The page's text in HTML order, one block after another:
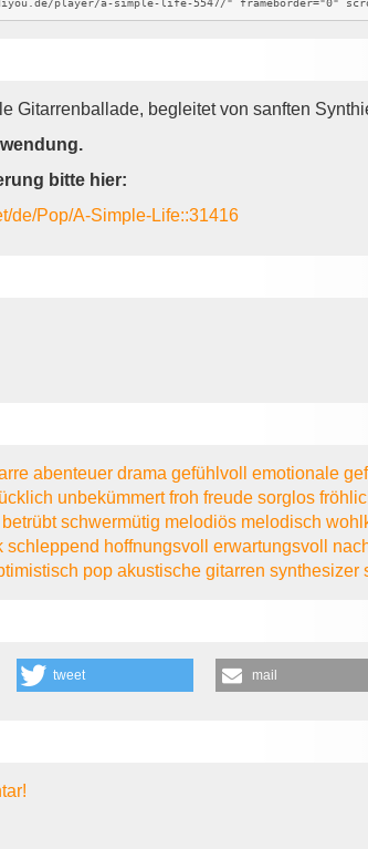
Gitarrenballade, begleitet von sanften
bitte hier:
de/Pop/A-Simple-Life::31416
abenteuerdramagefühlvollemotionale
unbekümmertfrohfreudesorglos
betrübtschwermütig melodiös melodisch
schleppend hoffnungsvollerwartungsvoll
popakustische gitarrensynthesizer
tweet mail